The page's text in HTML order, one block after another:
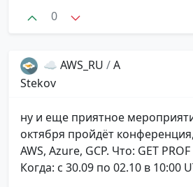
0
☁️ AWS_RU /A
Stekov
ну и еще приятное
октября пройдёт
AWS, Azure, GCP. Что: GET
Когда: с 30.09 по 02.10 в 10:00